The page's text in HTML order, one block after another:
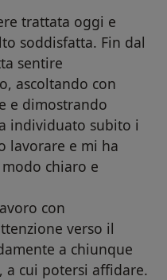
trattata oggi e
soddisfatta. Fin dal
sentire
ascoltando con
e dimostrando
individuato subito i
lavorare e mi ha
chiaro e
con
verso il
a chiunque
a cui potersi affidare.